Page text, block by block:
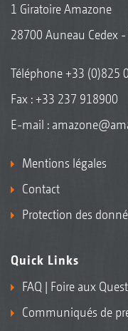
1 Giratoire Amazone
28700 Auneau Cedex -
Téléphone+33 (0)825
Fax : +33 237 918900
E-mail :
Mentions légales
Contact
Protection des
Quick Links
FAQ | Foire aux
Communiqués de